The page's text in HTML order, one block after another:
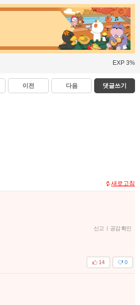
EXP 3%
이전 다음 댓글쓰기
새로고침
신고 | 공감 확인
0
14